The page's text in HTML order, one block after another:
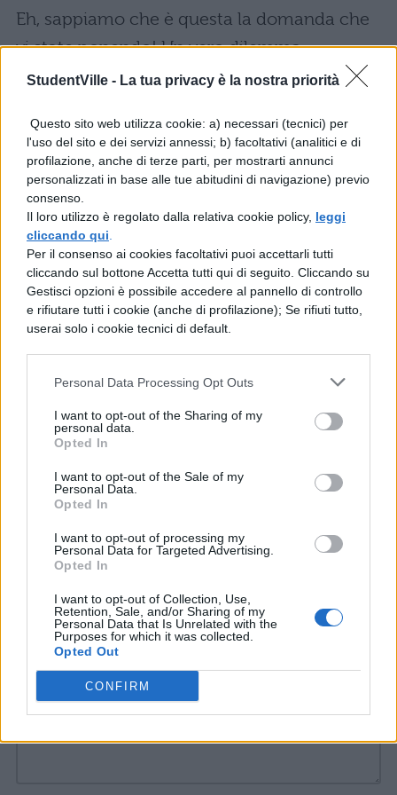
StudentVille - La tua privacy è la nostra priorità
Questo sito web utilizza cookie: a) necessari (tecnici) per
l'uso del sito e dei servizi annessi; b) facoltativi (analitici e di
profilazione, anche di terze parti, per mostrarti annunci
personalizzati in base alle tue abitudini di navigazione) previo
consenso.
Il loro utilizzo è regolato dalla relativa cookie policy, leggi
cliccando qui
Per il consenso ai cookies facoltativi puoi accettarli tutti
cliccando sul bottone Accetta tutti qui di seguito. Cliccando su
Gestisci opzioni è possibile accedere al pannello di controllo
e rifiutare tutti i cookie (anche di profilazione); Se rifiuti tutto,
userai solo i cookie tecnici di default.
Personal Data Processing Opt Outs
I want to opt-out of the Sharing of my
personal data.
Opted In
I want to opt-out of the Sale of my
Personal Data.
Opted In
I want to opt-out of processing my
Personal Data for Targeted Advertising.
Opted In
I want to opt-out of Collection, Use,
Retention, Sale, and/or Sharing of my
Personal Data that Is Unrelated with the
Purposes for which it was collected.
Opted Out
CONFIRM
Eh, sappiamo che è questa la domanda che
vi state ponendo! Un vero dilemma,
soprattutto perché è difficile pescare tra il
soprattutto decifrare i segnali del Miur.
Secondo alcuni potrebbe esserePirandello
ma potremmo pensare anche ad altri autori
come ad esempioCarlo Levi. Non
trascuriamo però gli anniversari, come i 30
anni dalla morte diSciasciao i 90 anni dalla
nascita diAlda Merini. Chissà se tra questi si
celano i misteriosi nomi della prima prova
2019… Noi ci abbiamo provato, quindi non ci
rimane che attendere il 20 giugno per capire
se ci abbiamo azzeccato!
Leggi:
gli anniversari
#esamenontitemo
COMMENTI